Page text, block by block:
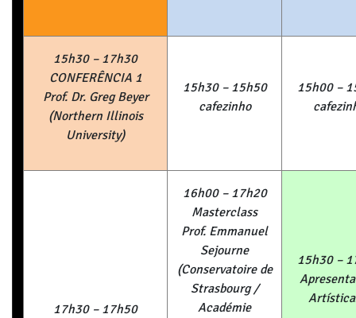
15h30 – 17h30
CONFERÊNCIA 1
Prof. Dr. Greg Beyer
(Northern Illinois
University)
15h30 – 15h50
cafezinho
15h00 –
17h30 – 17h50
16h00 – 17h20
Masterclass
Prof. Emmanuel
Sejourne
(Conservatoire de
Strasbourg /
Académie
15h30 –
Apresenta
Artí